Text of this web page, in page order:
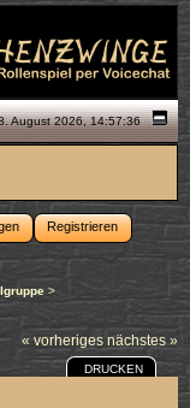
August 2026, 14:57:36
Registrieren
>
« vorheriges nächstes »
DRUCKEN